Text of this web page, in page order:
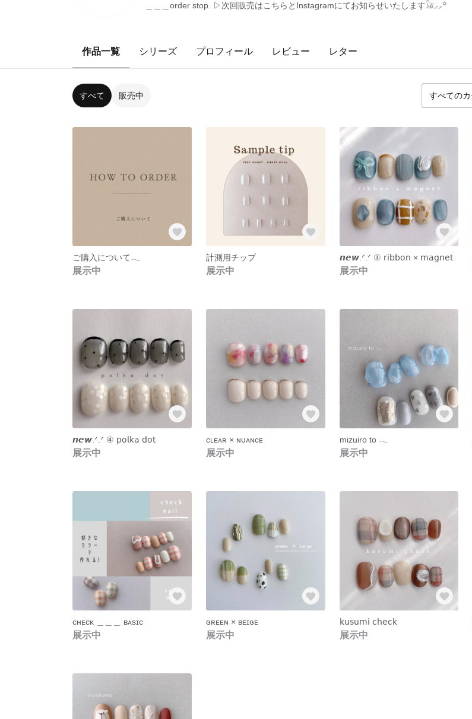
＿＿＿order stop. ▷次回販売はこちらとInstagramにてお知らせいたします‪𓃠⸝⸝꙳
作品一覧 シリーズ プロフィール レビュー レター
すべて 販売中
ご購入について𓂃
展示中
計測用チップ
展示中
𝙣𝙚𝙬‪.ᐟ‪.ᐟ ① 𝗋𝗂𝖻𝖻𝗈𝗇 × 𝗆𝖺𝗀𝗇𝖾𝗍
展示中
𝙣𝙚𝙬‪.ᐟ‪.ᐟ ④ 𝗉𝗈𝗅𝗄𝖺 𝖽𝗈𝗍
展示中
ᴄʟᴇᴀʀ × ɴᴜᴀɴᴄᴇ
展示中
mizuiro to 𓂃
展示中
ᴄʜᴇᴄᴋ ＿＿＿ ʙᴀsɪᴄ
展示中
ɢʀᴇᴇɴ × ʙᴇɪɢᴇ
展示中
𝗄𝗎𝗌𝗎𝗆𝗂 𝖼𝗁𝖾𝖼𝗄
展示中